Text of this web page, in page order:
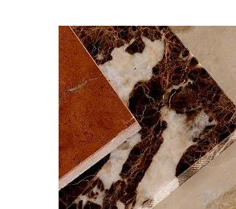
نکات و ترفندها